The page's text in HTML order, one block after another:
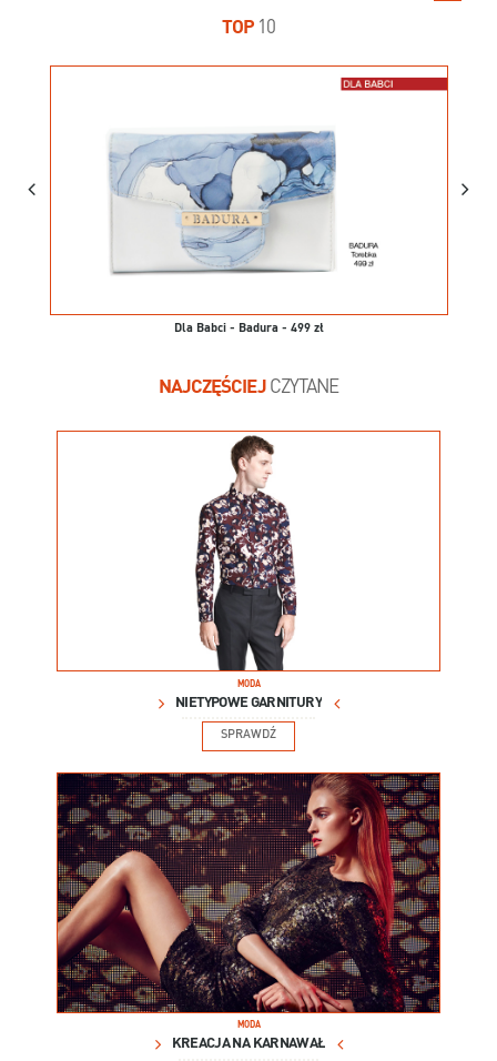
TOP 10
Dla Babci - Badura - 499 zł
NAJCZĘŚCIEJCZYTANE
MODA
NIETYPOWE GARNITURY
SPRAWDŹ
MODA
KREACJA NA KARNAWAŁ